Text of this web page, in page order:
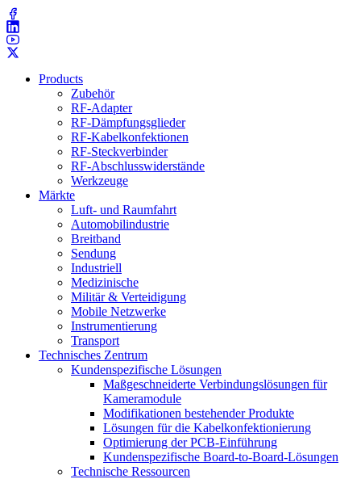
Products
Zubehör
RF-Adapter
RF-Dämpfungsglieder
RF-Kabelkonfektionen
RF-Steckverbinder
RF-Abschlusswiderstände
Werkzeuge
Märkte
Luft- und Raumfahrt
Automobilindustrie
Breitband
Sendung
Industriell
Medizinische
Militär & Verteidigung
Mobile Netzwerke
Instrumentierung
Transport
Technisches Zentrum
Kundenspezifische Lösungen
Maßgeschneiderte Verbindungslösungen für
Kameramodule
Modifikationen bestehender Produkte
Lösungen für die Kabelkonfektionierung
Optimierung der PCB-Einführung
Kundenspezifische Board-to-Board-Lösungen
Technische Ressourcen